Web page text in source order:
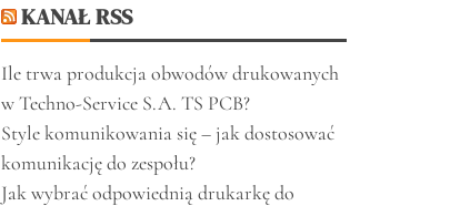
KANAŁ RSS
Ile trwa produkcja obwodów drukowanych
w Techno-Service S.A. TS PCB?
Style komunikowania się – jak dostosować
komunikację do zespołu?
Jak wybrać odpowiednią drukarkę do